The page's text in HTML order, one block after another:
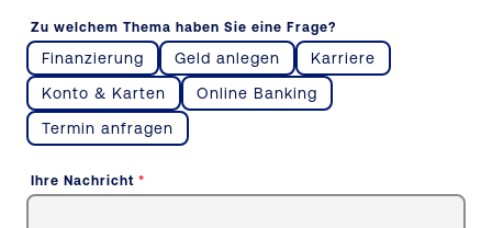
Zu welchem Thema haben Sie eine Frage?
Finanzierung Geld anlegen
Karriere
Konto & Karten
Online Banking
Termin anfragen
Ihre Nachricht *